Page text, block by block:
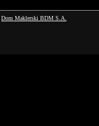
Dom Maklerski BDM S.A.